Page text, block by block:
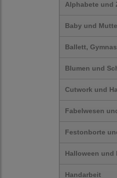
Alphabete und
Baby und
Ballett,
Blumen und
Cutwork und
Fabelwesen
Festonborte
Halloween und
Handarbeit